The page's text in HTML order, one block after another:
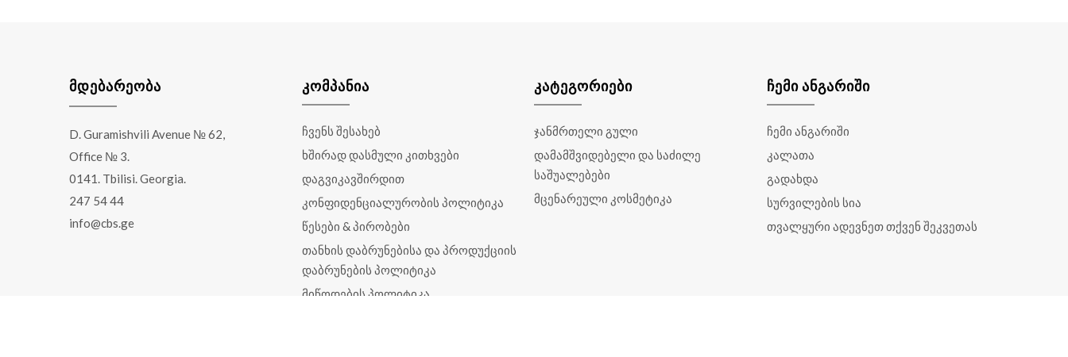
ᲛᲓᲔᲑᲐᲠᲔᲝᲑᲐ
D. Guramishvili Avenue № 62,
Office № 3.
0141. Tbilisi. Georgia.
247 54 44
info@cbs.ge
ᲙᲝᲛᲞᲐᲜᲘᲐ
ჩვენს შესახებ
ხშირად დასმული კითხვები
დაგვიკავშირდით
კონფიდენციალურობის პოლიტიკა
წესები & პირობები
თანხის დაბრუნებისა და პროდუქციის
დაბრუნების პოლიტიკა
მიწოდების პოლიტიკა
ᲙᲐᲢᲔᲒᲝᲠᲘᲔᲑᲘ
ჯანმრთელი გული
დამამშვიდებელი და საძილე
საშუალებები
მცენარეული კოსმეტიკა
ᲩᲔᲛᲘ ᲐᲜᲒᲐᲠᲘᲨᲘ
ჩემი ანგარიში
კალათა
გადახდა
სურვილების სია
თვალყური ადევნეთ თქვენ შეკვეთას